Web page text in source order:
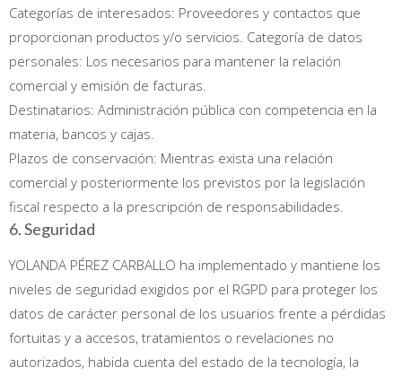
Categorías de interesados: Proveedores y contactos que
proporcionan productos y/o servicios. Categoría de datos
personales: Los necesarios para mantener la relación
comercial y emisión de facturas.
Destinatarios: Administración pública con competencia en la
materia, bancos y cajas.
Plazos de conservación: Mientras exista una relación
comercial y posteriormente los previstos por la legislación
fiscal respecto a la prescripción de responsabilidades.
6. Seguridad
YOLANDA PÉREZ CARBALLO ha implementado y mantiene los
niveles de seguridad exigidos por el RGPD para proteger los
datos de carácter personal de los usuarios frente a pérdidas
fortuitas y a accesos, tratamientos o revelaciones no
autorizados, habida cuenta del estado de la tecnología, la